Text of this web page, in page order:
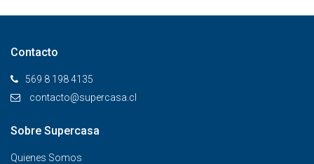
Contacto
569 8 198 4135
contacto@supercasa.cl
Sobre Supercasa
Quienes Somos